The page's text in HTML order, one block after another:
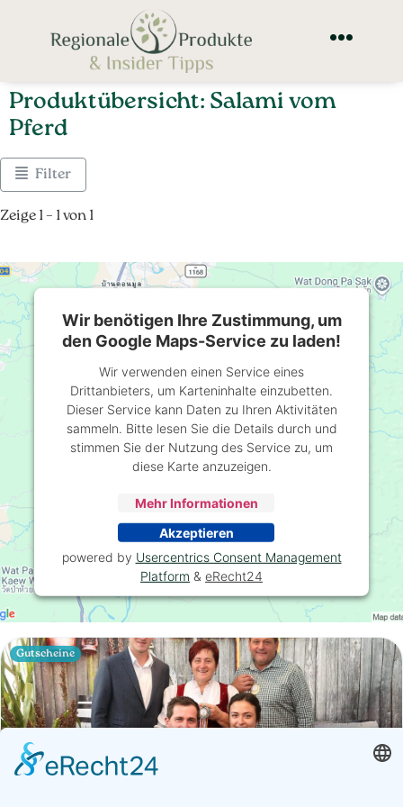
Produktübersicht: Salami vom
Pferd
Filter
Zeige 1 – 1 von 1
Gutscheine
Wir benötigen Ihre Zustimmung, um
den Google Maps-Service zu laden!
Wir verwenden einen Service eines
Drittanbieters, um Karteninhalte einzubetten.
Dieser Service kann Daten zu Ihren Aktivitäten
sammeln. Bitte lesen Sie die Details durch und
stimmen Sie der Nutzung des Service zu, um
diese Karte anzuzeigen.
Mehr Informationen
Akzeptieren
powered by Usercentrics Consent Management
Platform & eRecht24